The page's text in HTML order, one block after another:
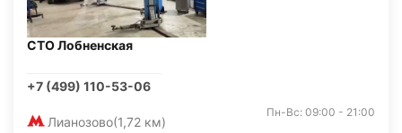
СТО Лобненская
+7 (499) 110-53-06
Лианозово(1,72 км)
Пн-Вс: 09:00 - 21:00